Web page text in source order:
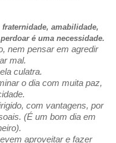
amabilidade,
é uma necessidade.
nem pensar em agredir
mal.
culatra.
o dia com muita paz,
com vantagens, por
(É um bom dia em
aproveitar e fazer